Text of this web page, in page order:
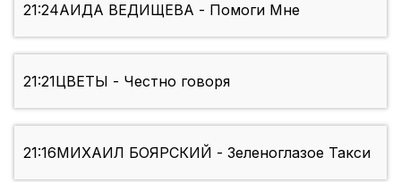
21:24АИДА ВЕДИЩЕВА - Помоги Мне
21:21ЦВЕТЫ - Честно говоря
21:16МИХАИЛ БОЯРСКИЙ - Зеленоглазое Такси